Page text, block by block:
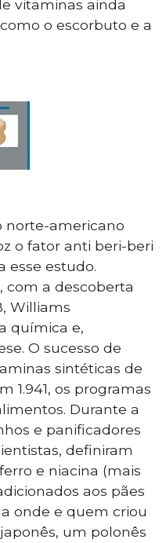
vitaminas ainda
o escorbuto e a
norte-americano
o fator anti beri-beri
esse estudo.
com a descoberta
Williams
química e,
O sucesso de
sintéticas de
1.941, os programas
Durante a
e panificadores
definiram
e niacina (mais
aos pães
onde e quem criou
um polonês